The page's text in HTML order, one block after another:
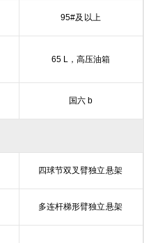
95#及 以上
65 L，高压油箱
国六 b
四球节双叉臂独立悬⁠架
多连杆梯形臂独立悬⁠架